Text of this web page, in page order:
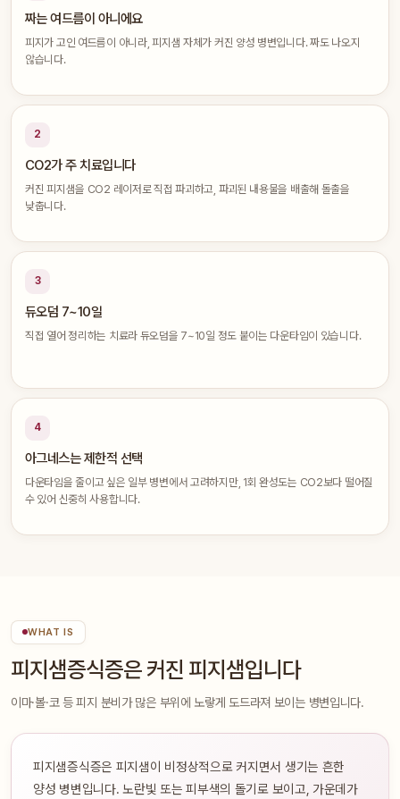
짜는 여드름이 아니에요
피지가 고인 여드름이 아니라, 피지샘 자체가 커진 양성 병변입니다. 짜도 나오지
않습니다.
2
CO2가 주 치료입니다
커진 피지샘을 CO2 레이저로 직접 파괴하고, 파괴된 내용물을 배출해 돌출을
낮춥니다.
3
듀오덤 7~10일
직접 열어 정리하는 치료라 듀오덤을 7~10일 정도 붙이는 다운타임이 있습니다.
4
아그네스는 제한적 선택
다운타임을 줄이고 싶은 일부 병변에서 고려하지만, 1회 완성도는 CO2보다 떨어질
수 있어 신중히 사용합니다.
WHAT IS
피지샘증식증은 커진 피지샘입니다
이마·볼·코 등 피지 분비가 많은 부위에 노랗게 도드라져 보이는 병변입니다.
피지샘증식증은 피지샘이 비정상적으로 커지면서 생기는 흔한
양성 병변입니다. 노란빛 또는 피부색의 돌기로 보이고, 가운데가